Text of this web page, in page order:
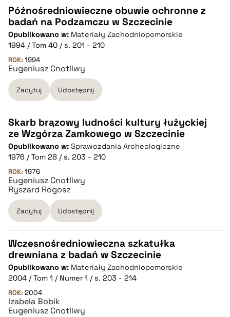
pobierz cytat
CZYSTY TEKST
pobierz cytat
BIBTEX
pobierz cytat
Późnośredniowieczne obuwie ochronne z
badań na Podzamczu w Szczecinie
Opublikowano w: Materiały Zachodniopomorskie
1994 / Tom 40 / s. 201 - 210
ROK: 1994
Eugeniusz Cnotliwy
Zacytuj Udostępnij
CZYSTY TEKST
pobierz cytat
BIBTEX
pobierz cytat
Skarb brązowy ludności kultury łużyckiej
ze Wzgórza Zamkowego w Szczecinie
Opublikowano w: Sprawozdania Archeologiczne
1976 / Tom 28 / s. 203 - 210
ROK: 1976
Eugeniusz Cnotliwy
Ryszard Rogosz
Zacytuj Udostępnij
CZYSTY TEKST
pobierz cytat
Wczesnośredniowieczna szkatułka
drewniana z badań w Szczecinie
Opublikowano w: Materiały Zachodniopomorskie
2004 / Tom 1 / Numer 1 / s. 203 - 214
ROK: 2004
Izabela Bobik
Eugeniusz Cnotliwy